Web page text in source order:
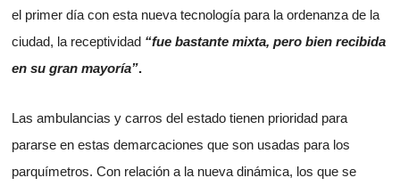
el primer día con esta nueva tecnología para la ordenanza de la
ciudad, la receptividad “fue bastante mixta, pero bien recibida
en su gran mayoría”.
Las ambulancias y carros del estado tienen prioridad para
pararse en estas demarcaciones que son usadas para los
parquímetros. Con relación a la nueva dinámica, los que se